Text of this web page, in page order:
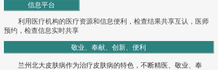
信息平台
利用医疗机构的医疗资源和信息便利，检查结果共享互认，医师
预约，检查信息实时共享
敬业、奉献、创新、便利
兰州北大皮肤病作为治疗皮肤病的特色，不断精医、敬业、奉